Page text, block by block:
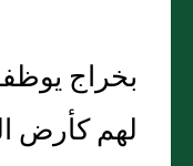
بخراج
لهم كأرض